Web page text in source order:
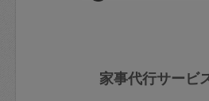
家事代行サービ